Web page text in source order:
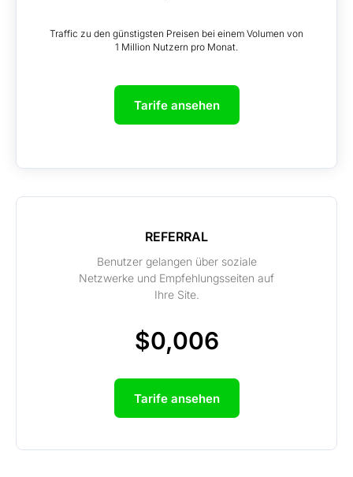
Traffic zu den günstigsten Preisen bei einem Volumen von
1 Million Nutzern pro Monat.
Tarife ansehen
REFERRAL
Benutzer gelangen über soziale
Netzwerke und Empfehlungsseiten auf
Ihre Site.
$0,006
Tarife ansehen